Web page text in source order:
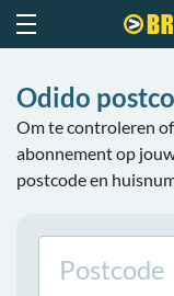
Odido
Om te controleren
abonnement op
postcode en